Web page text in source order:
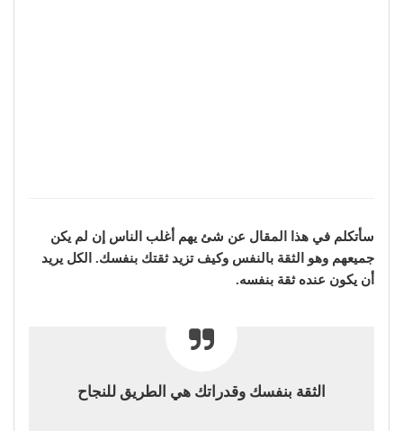
سأتكلم في هذا المقال عن شئ يهم أغلب الناس إن لم يكن
جميعهم وهو الثقة بالنفس وكيف تزيد ثقتك بنفسك. الكل يريد
أن يكون عنده ثقة بنفسه.
الثقة بنفسك وقدراتك هي الطريق للنجاح